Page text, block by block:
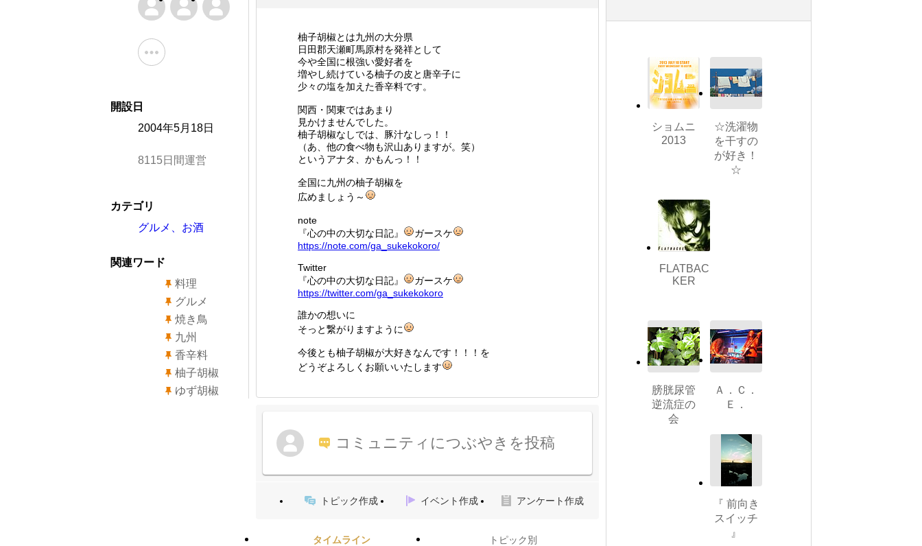
柚子胡椒とは九州の大分県
日田郡天瀬町馬原村を発祥として
今や全国に根強い愛好者を
増やし続けている柚子の皮と唐辛子に
少々の塩を加えた香辛料です。
関西・関東ではあまり
見かけませんでした。
柚子胡椒なしでは、豚汁なしっ！！
（あ、他の食べ物も沢山ありますが。笑）
というアナタ、かもんっ！！
全国に九州の柚子胡椒を
広めましょう～
note
『心の中の大切な日記』
ガースケ
https://note.com/ga_sukekokoro/
Twitter
『心の中の大切な日記』
ガースケ
https://twitter.com/ga_sukekokoro
誰かの想いに
そっと繋がりますように
今後とも柚子胡椒が大好きなんです！！！を
どうぞよろしくお願いいたします
コミュニティにつぶやきを投稿
トピック作成 イベント作成 アンケート作成
タイムライン トピック別
開設日
2004年5月18日
8115日間運営
カテゴリ
グルメ、お酒
関連ワード
料理
グルメ
焼き鳥
九州
香辛料
柚子胡椒
ゆず胡椒
ショムニ
2013
☆洗濯物
を干すの
が好き！
☆
FLATBAC
KER
膀胱尿管
逆流症の
会
Ａ．Ｃ．
Ｅ．
『 前向き
スイッチ
』